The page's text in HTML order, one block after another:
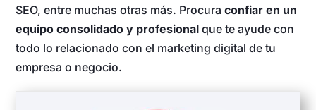
SEO, entre muchas otras más. Procuraconfiar en un
equipo consolidado y profesional que te ayude con
todo lo relacionado con el marketing digital de tu
empresa o negocio.